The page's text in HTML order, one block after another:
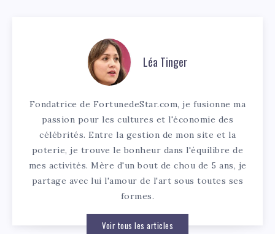
Léa Tinger
Fondatrice de FortunedeStar.com, je fusionne ma
passion pour les cultures et l'économie des
célébrités. Entre la gestion de mon site et la
poterie, je trouve le bonheur dans l'équilibre de
mes activités. Mère d'un bout de chou de 5 ans, je
partage avec lui l'amour de l'art sous toutes ses
formes.
Voir tous les articles